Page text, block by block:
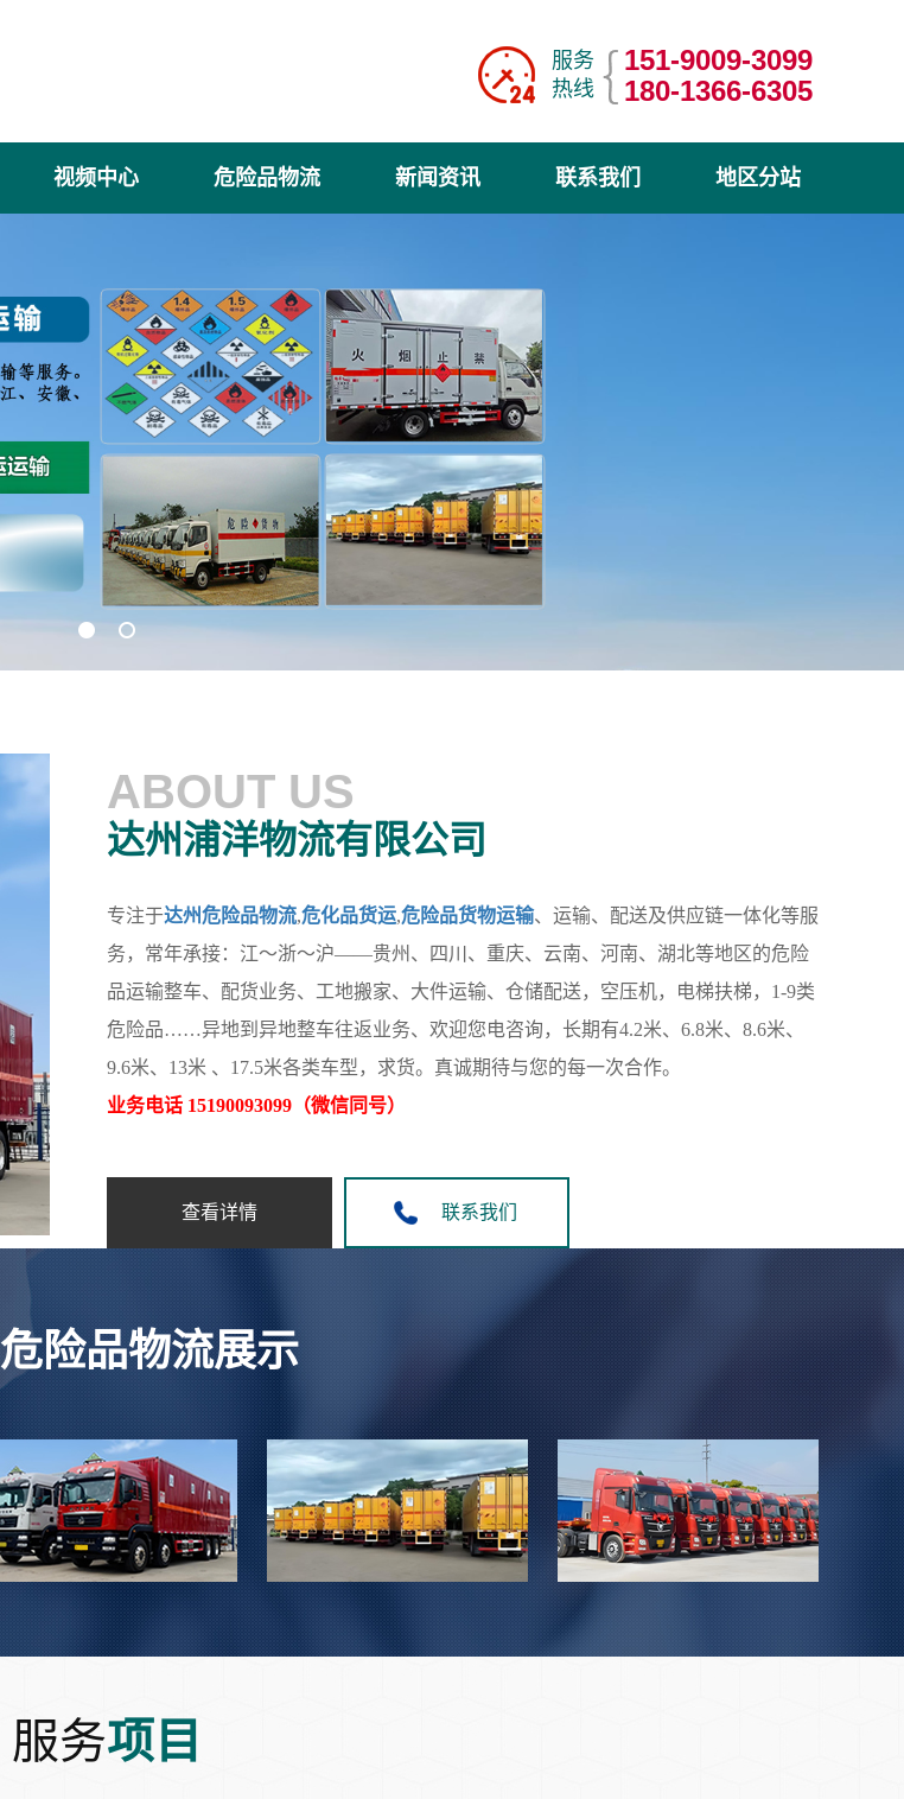
服务
热线
151-9009-3099
180-1366-6305
视频中心 危险品物流 新闻资讯 联系我们 地区分站
ABOUT US
达州浦洋物流有限公司
专注于达州危险品物流,危化品货运,危险品货物运输、运输、配送及供应链一体化等服
务，常年承接：江～浙～沪——贵州、四川、重庆、云南、河南、湖北等地区的危险
品运输整车、配货业务、工地搬家、大件运输、仓储配送，空压机，电梯扶梯，1-9类
危险品……异地到异地整车往返业务、欢迎您电咨询，长期有4.2米、6.8米、8.6米、
9.6米、13米 、17.5米各类车型，求货。真诚期待与您的每一次合作。
业务电话 15190093099（微信同号）
查看详情 联系我们
危险品物流展示
服务项目